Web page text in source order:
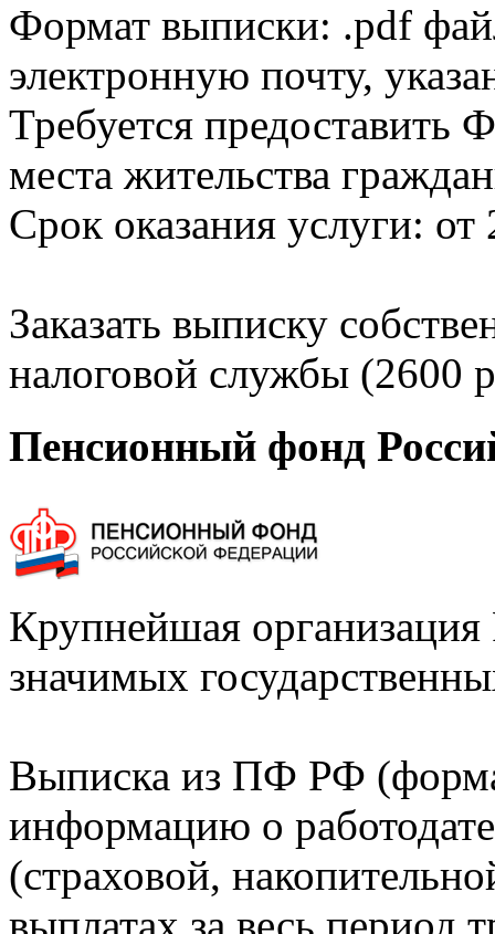
Формат выписки: .pdf
электронную почту,
Требуется
места жительства
Срок оказания услуги: от
Заказать выписку
налоговой службы (2600
Пенсионный фонд
Крупнейшая
значимых
Выписка из ПФ РФ
информацию о
(страховой,
выплатах за весь период